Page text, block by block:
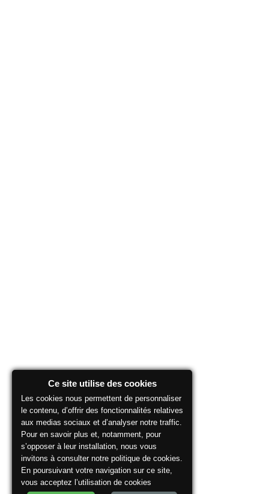
Ce site utilise des cookies
Les cookies nous permettent de personnaliser
le contenu, d’offrir des fonctionnalités relatives
aux medias sociaux et d’analyser notre traffic.
Pour en savoir plus et, notamment, pour
s’opposer à leur installation, nous vous
invitons à consulter notre politique de cookies.
En poursuivant votre navigation sur ce site,
vous acceptez l’utilisation de cookies